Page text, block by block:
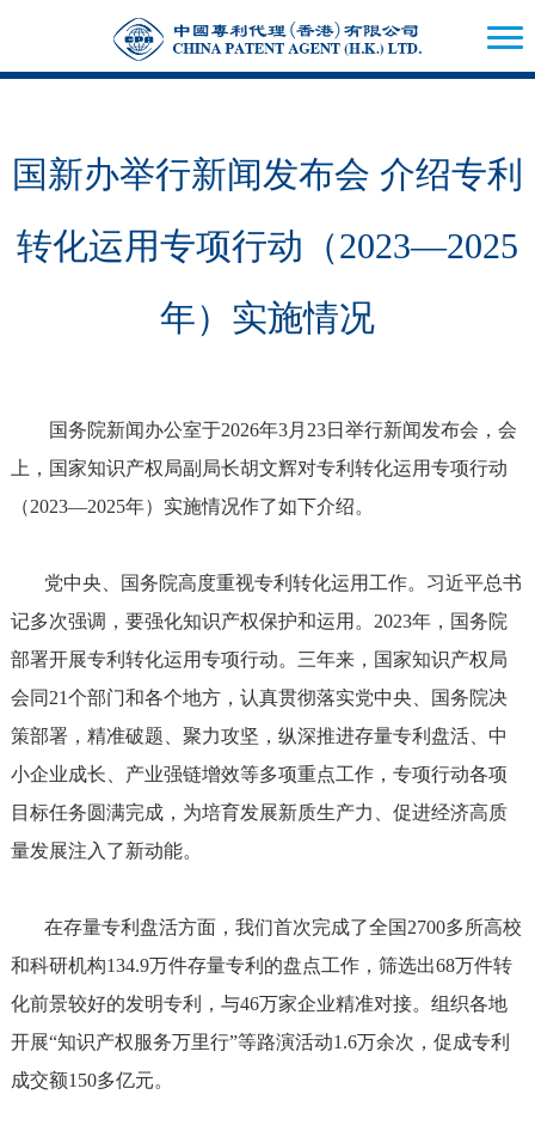
国新办举行新闻发布会 介绍专利
转化运用专项行动（2023—2025
年）实施情况
国务院新闻办公室于2026年3月23日举行新闻发布会，会
上，国家知识产权局副局长胡文辉对专利转化运用专项行动
（2023—2025年）实施情况作了如下介绍。
党中央、国务院高度重视专利转化运用工作。习近平总书
记多次强调，要强化知识产权保护和运用。2023年，国务院
部署开展专利转化运用专项行动。三年来，国家知识产权局
会同21个部门和各个地方，认真贯彻落实党中央、国务院决
策部署，精准破题、聚力攻坚，纵深推进存量专利盘活、中
小企业成长、产业强链增效等多项重点工作，专项行动各项
目标任务圆满完成，为培育发展新质生产力、促进经济高质
量发展注入了新动能。
在存量专利盘活方面，我们首次完成了全国2700多所高校
和科研机构134.9万件存量专利的盘点工作，筛选出68万件转
化前景较好的发明专利，与46万家企业精准对接。组织各地
开展“知识产权服务万里行”等路演活动1.6万余次，促成专利
成交额150多亿元。